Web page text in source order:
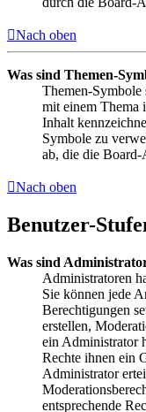
Nach oben
Was sind Themen-
Themen-
mit einem Thema
Inhalt
Symbole zu
ab, die die Board-
Nach oben
Benutzer-
Was sind
Administratoren
Sie können jede
Berechtigungen
erstellen,
ein Administrator
Rechte ihnen ein
Administrator
entsprechende